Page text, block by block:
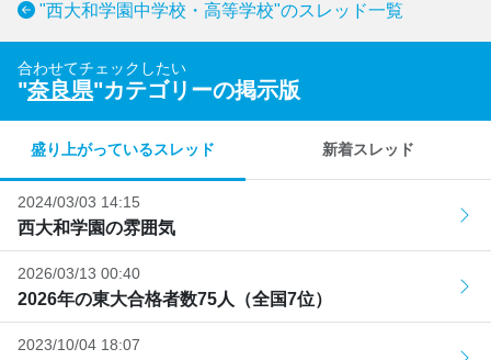
"西大和学園中学校・高等学校"のスレッド一覧
合わせてチェックしたい
"奈良県"カテゴリーの掲示版
盛り上がっているスレッド 新着スレッド
2024/03/03 14:15
西大和学園の雰囲気
2026/03/13 00:40
2026年の東大合格者数75人（全国7位）
2023/10/04 18:07